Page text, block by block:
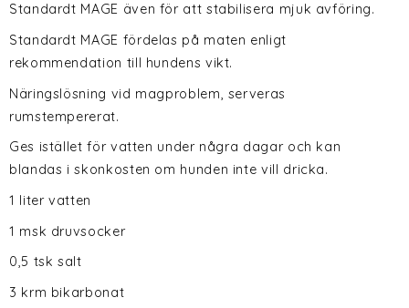
Standardt MAGE även för att stabilisera mjuk avföring.
Standardt MAGE fördelas på maten enligt
rekommendation till hundens vikt.
Näringslösning vid magproblem, serveras
rumstempererat.
Ges istället för vatten under några dagar och kan
blandas i skonkosten om hunden inte vill dricka.
1 liter vatten
1 msk druvsocker
0,5 tsk salt
3 krm bikarbonat